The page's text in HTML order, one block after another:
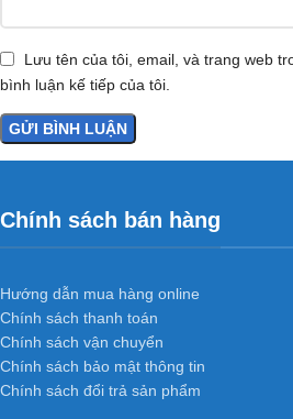
Lưu tên của tôi, email, và trang web
bình luận kế tiếp của tôi.
Chính sách bán hàng
Hướng dẫn mua hàng online
Chính sách thanh toán
Chính sách vận chuyển
Chính sách bảo mật thông tin
Chính sách đổi trả sản phẩm